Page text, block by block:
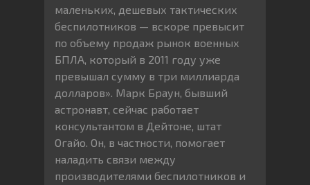
маленьких, дешевых тактических
беспилотников — вскоре превысит
по объему продаж рынок военных
БПЛА, который в 2011 году уже
превышал сумму в три миллиарда
долларов». Марк Браун, бывший
астронавт, сейчас работает
консультантом в Дейтоне, штат
Огайо. Он, в частности, помогает
наладить связи между
производителями беспилотников и